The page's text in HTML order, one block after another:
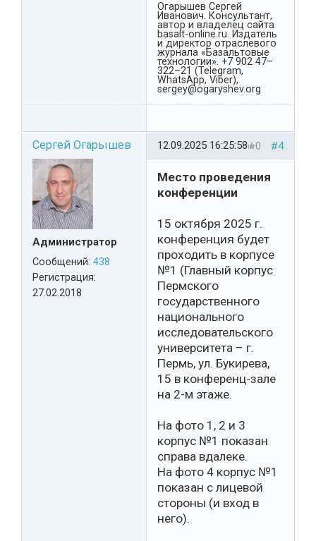
Огарышев Сергей
Иванович. Консультант,
автор и владелец сайта
basalt-online.ru. Издатель
и директор отраслевого
журнала «Базальтовые
технологии». +7 902 47–
322–21 (Telegram,
WhatsApp, Viber),
sergey@ogaryshev.org
Сергей Огарышев
Администратор
Сообщений: 438
Регистрация:
27.02.2018
#4
0
12.09.2025 16:25:58
Место проведения
конференции
15 октября 2025 г.
конференция будет
проходить в корпусе
№1 (Главный корпус
Пермского
государственного
национального
исследовательского
университета – г.
Пермь, ул. Букирева,
15 в конференц-зале
на 2-м этаже.
На фото 1, 2 и 3
корпус №1 показан
справа вдалеке.
На фото 4 корпус №1
показан с лицевой
стороны (и вход в
него).